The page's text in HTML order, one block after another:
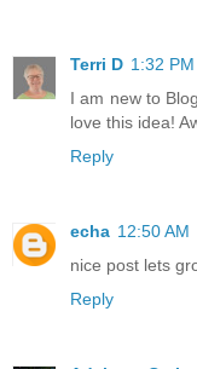
Terri D 1:32 PM
I am new to
love this idea!
Reply
echa 12:50 AM
nice post lets
Reply